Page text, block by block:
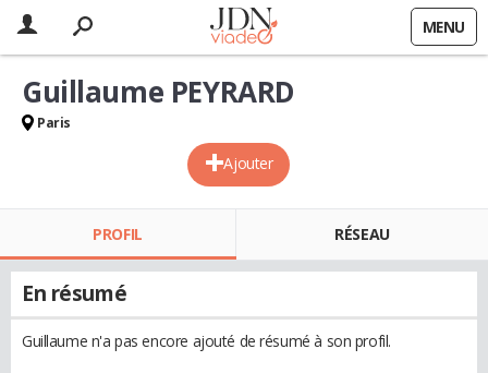
MENU
Ajouter
Guillaume PEYRARD
Paris
PROFIL RÉSEAU
En résumé
Guillaume n'a pas encore ajouté de résumé à son profil.